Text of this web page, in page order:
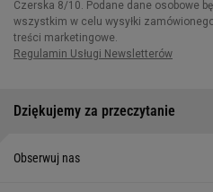
Dziękujemy za przeczytanie
Obserwuj nas